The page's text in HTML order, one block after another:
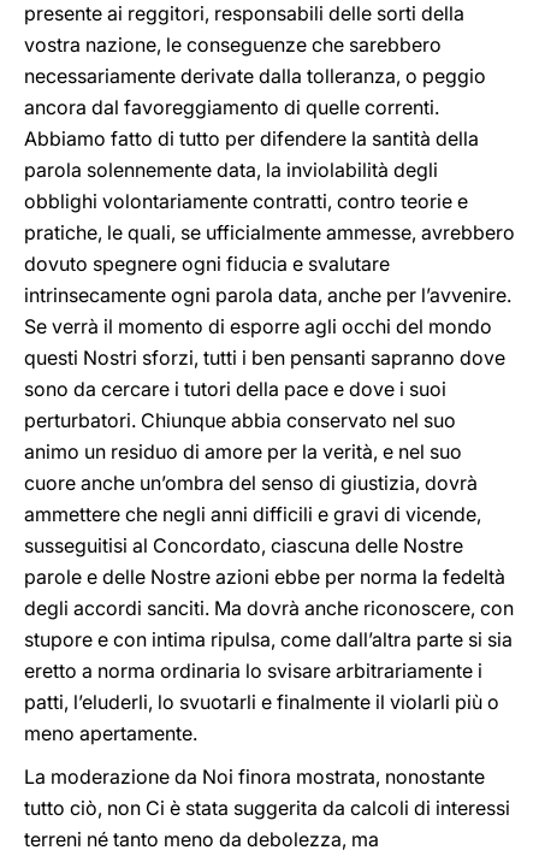
presente ai reggitori, responsabili delle sorti della
vostra nazione, le conseguenze che sarebbero
necessariamente derivate dalla tolleranza, o peggio
ancora dal favoreggiamento di quelle correnti.
Abbiamo fatto di tutto per difendere la santità della
parola solennemente data, la inviolabilità degli
obblighi volontariamente contratti, contro teorie e
pratiche, le quali, se ufficialmente ammesse, avrebbero
dovuto spegnere ogni fiducia e svalutare
intrinsecamente ogni parola data, anche per l’avvenire.
Se verrà il momento di esporre agli occhi del mondo
questi Nostri sforzi, tutti i ben pensanti sapranno dove
sono da cercare i tutori della pace e dove i suoi
perturbatori. Chiunque abbia conservato nel suo
animo un residuo di amore per la verità, e nel suo
cuore anche un’ombra del senso di giustizia, dovrà
ammettere che negli anni difficili e gravi di vicende,
susseguitisi al Concordato, ciascuna delle Nostre
parole e delle Nostre azioni ebbe per norma la fedeltà
degli accordi sanciti. Ma dovrà anche riconoscere, con
stupore e con intima ripulsa, come dall’altra parte si sia
eretto a norma ordinaria lo svisare arbitrariamente i
patti, l’eluderli, lo svuotarli e finalmente il violarli più o
meno apertamente.
La moderazione da Noi finora mostrata, nonostante
tutto ciò, non Ci è stata suggerita da calcoli di interessi
terreni né tanto meno da debolezza, ma